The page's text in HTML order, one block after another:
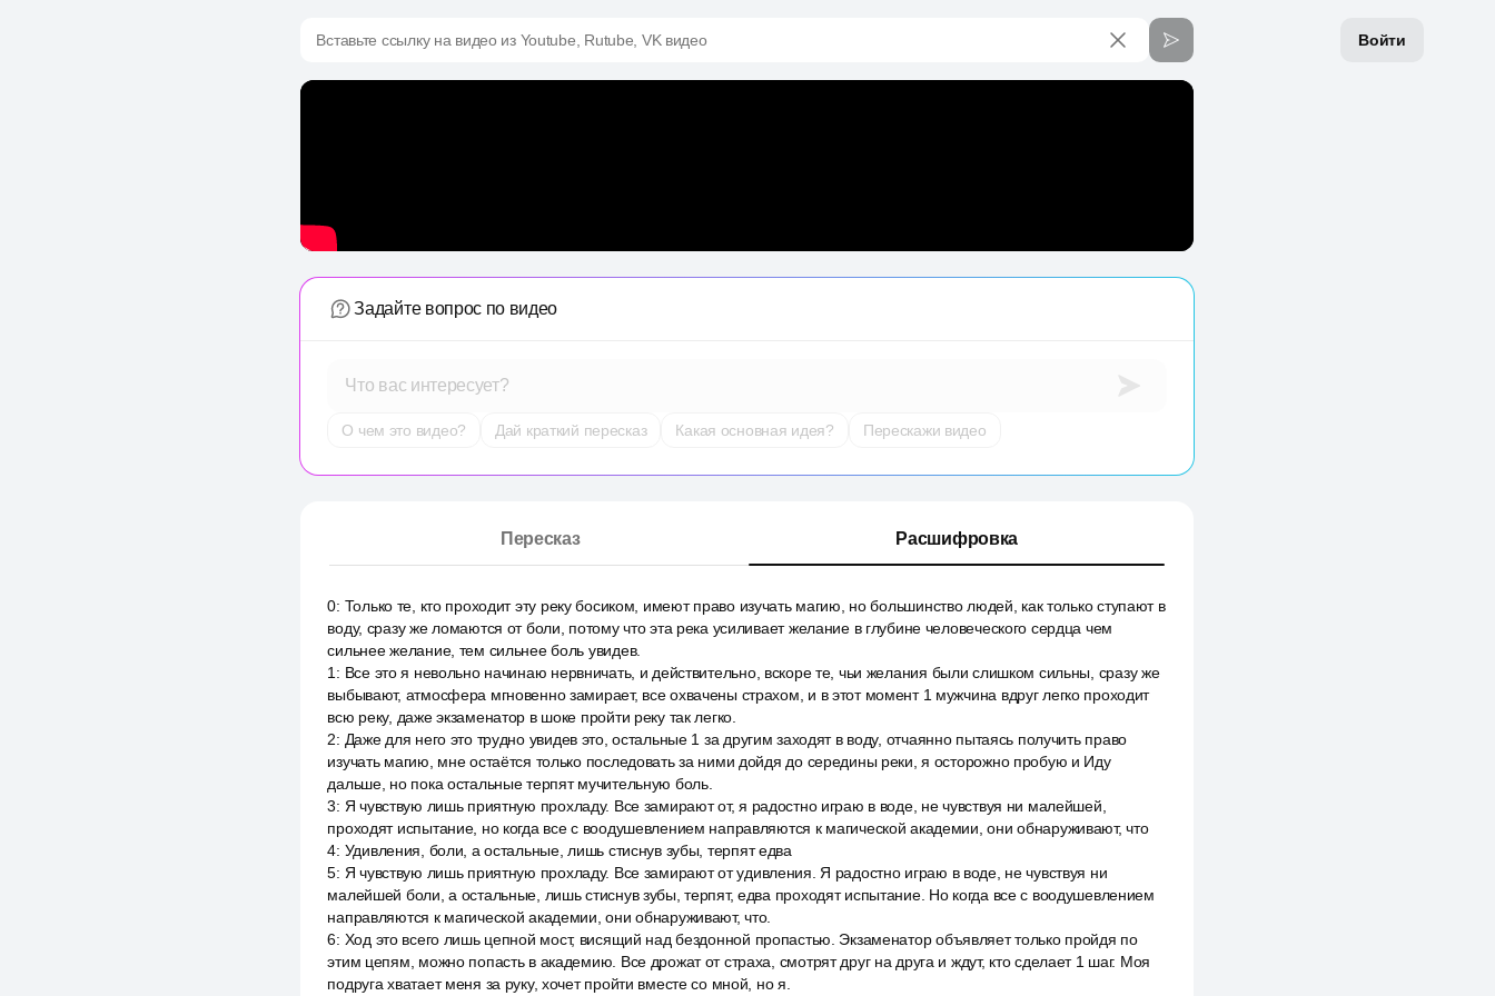
Войти
Вставьте ссылку на видео из Youtube, Rutube, VK видео
Задайте вопрос по видео
Что вас интересует?
О чем это видео? Дай краткий пересказ Какая основная идея? Перескажи видео
Пересказ Расшифровка
0: Только те, кто проходит эту реку босиком, имеют право изучать магию, но большинство людей, как только ступают в
воду, сразу же ломаются от боли, потому что эта река усиливает желание в глубине человеческого сердца чем
сильнее желание, тем сильнее боль увидев.
1 : Все это я невольно начинаю нервничать, и действительно, вскоре те, чьи желания были слишком сильны, сразу же
выбывают, атмосфера мгновенно замирает, все охвачены страхом, и в этот момент 1 мужчина вдруг легко проходит
всю реку, даже экзаменатор в шоке пройти реку так легко.
2: Даже для него это трудно увидев это, остальные 1 за другим заходят в воду, отчаянно пытаясь получить право
изучать магию, мне остаётся только последовать за ними дойдя до середины реки, я осторожно пробую и Иду
дальше, но пока остальные терпят мучительную боль.
3: Я чувствую лишь приятную прохладу. Все замирают от, я радостно играю в воде, не чувствуя ни малейшей,
проходят испытание, но когда все с воодушевлением направляются к магической академии, они обнаруживают, что
4: Удивления, боли, а остальные, лишь стиснув зубы, терпят едва
5: Я чувствую лишь приятную прохладу. Все замирают от удивления. Я радостно играю в воде, не чувствуя ни
малейшей боли, а остальные, лишь стиснув зубы, терпят, едва проходят испытание. Но когда все с воодушевлением
направляются к магической академии, они обнаруживают, что.
6: Ход это всего лишь цепной мост, висящий над бездонной пропастью. Экзаменатор объявляет только пройдя по
этим цепям, можно попасть в академию. Все дрожат от страха, смотрят друг на друга и ждут, кто сделает 1 шаг. Моя
подруга хватает меня за руку, хочет пройти вместе со мной, но я.